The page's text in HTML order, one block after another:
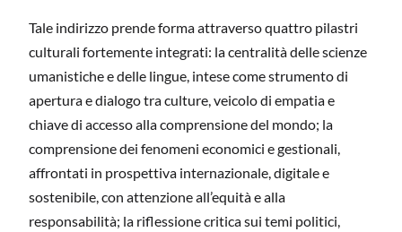
Tale indirizzo prende forma attraverso quattro pilastri
culturali fortemente integrati: la centralità delle scienze
umanistiche e delle lingue, intese come strumento di
apertura e dialogo tra culture, veicolo di empatia e
chiave di accesso alla comprensione del mondo; la
comprensione dei fenomeni economici e gestionali,
affrontati in prospettiva internazionale, digitale e
sostenibile, con attenzione all’equità e alla
responsabilità; la riflessione critica sui temi politici,